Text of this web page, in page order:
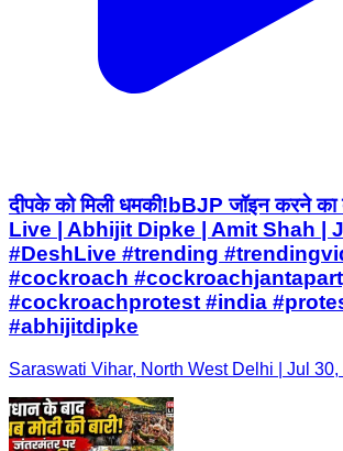
दीपके को मिली धमकी!bBJP जॉइन करने
Live | Abhijit Dipke | Amit Shah |
#DeshLive #trending
#cockroach
#cockroachprotest #india
#abhijitdipke
Saraswati Vihar, North West Delhi | Jul 30,